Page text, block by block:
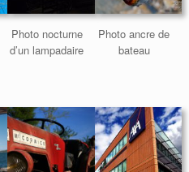
Photo nocturne
d’un lampadaire
Photo ancre de
bateau